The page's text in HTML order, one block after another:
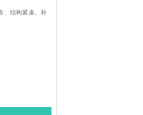
、结构紧凑、补